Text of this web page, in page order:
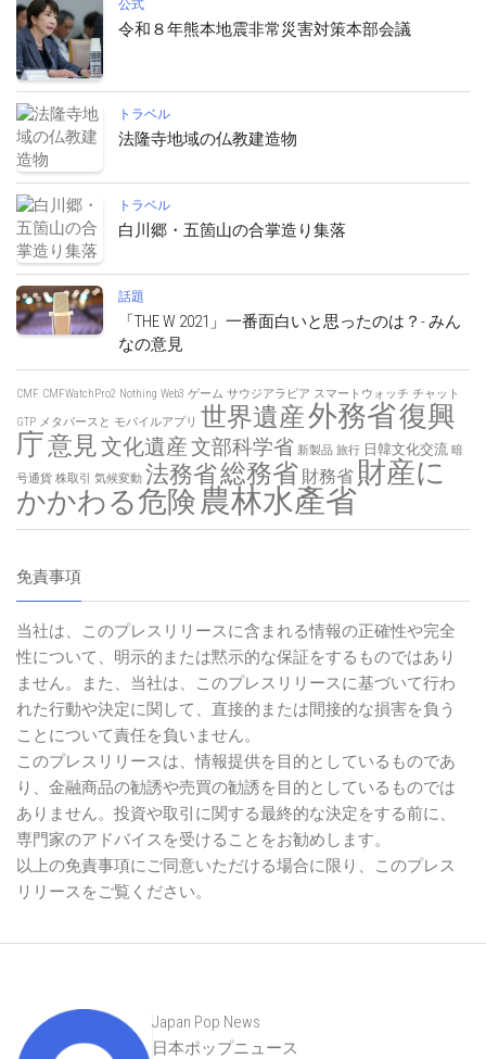
公式
令和８年熊本地震非常災害対策本部会議
トラベル
法隆寺地域の仏教建造物
トラベル
白川郷・五箇山の合掌造り集落
話題
「THE W 2021」一番面白いと思ったのは？- みん
なの意見
CMF CMFWatchPro2 Nothing Web3 ゲーム サウジアラビア スマートウォッチ チャット
GTP メタバースと モバイルアプリ 世界遺産外務省復興
庁意見文化遺産文部科学省 新製品 旅行 日韓文化交流 暗
号通貨 株取引 気候変動 法務省総務省 財務省 財産に
かかわる危険 農林水產省
免責事項
当社は、このプレスリリースに含まれる情報の正確性や完全
性について、明示的または黙示的な保証をするものではあり
ません。また、当社は、このプレスリリースに基づいて行わ
れた行動や決定に関して、直接的または間接的な損害を負う
ことについて責任を負いません。
このプレスリリースは、情報提供を目的としているものであ
り、金融商品の勧誘や売買の勧誘を目的としているものでは
ありません。投資や取引に関する最終的な決定をする前に、
専門家のアドバイスを受けることをお勧めします。
以上の免責事項にご同意いただける場合に限り、このプレス
リリースをご覧ください。
Japan Pop News
日本ポップニュース